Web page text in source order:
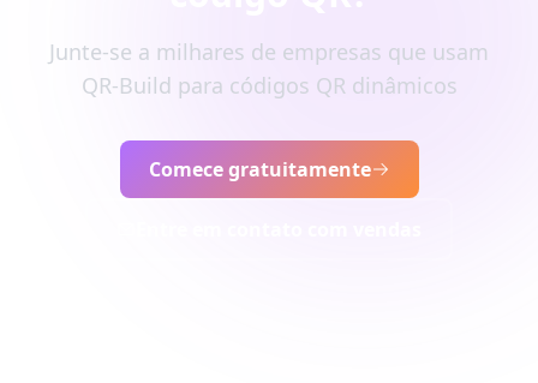
Junte-se a milhares de empresas que usam
QR-Build para códigos QR dinâmicos
Comece gratuitamente